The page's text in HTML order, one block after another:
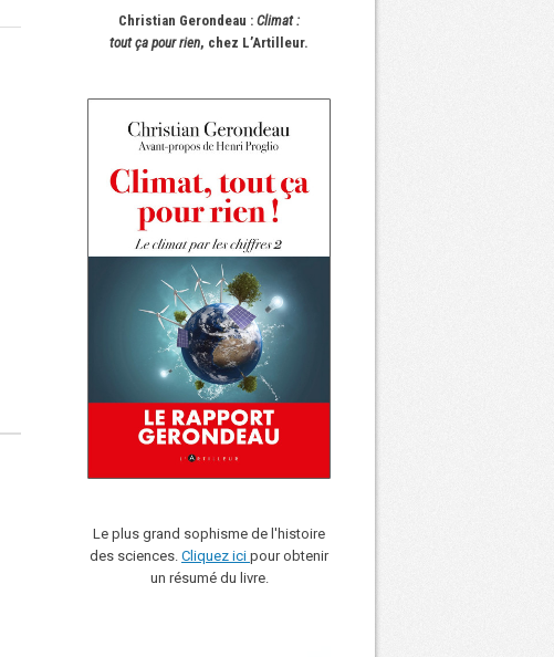
Christian Gerondeau : Climat :
tout ça pour rien, chez L’Artilleur.
Le plus grand sophisme de l'histoire
des sciences. Cliquez ici pour obtenir
un résumé du livre.